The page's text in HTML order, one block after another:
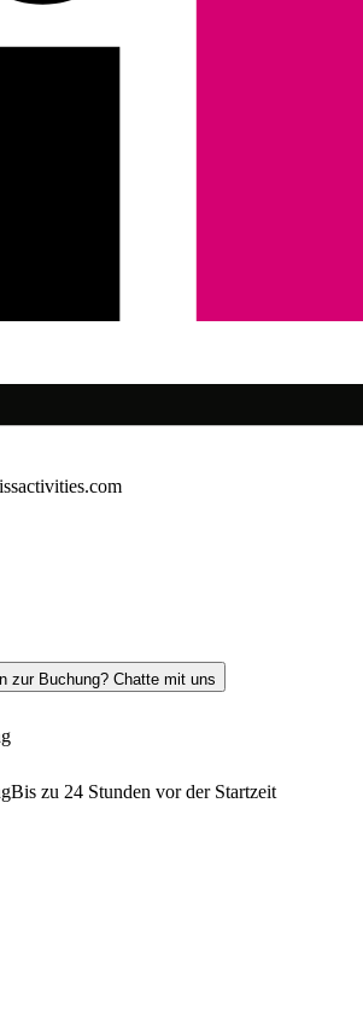
zur Buchung? Chatte mit uns
Bis zu 24 Stunden vor der Startzeit